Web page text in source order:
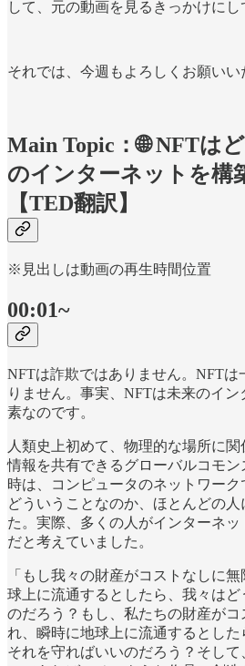
して、元の動画を見るきっかけにし
それでは、今週もよろしくお願いい
Main Topic：🌐 NFTは
のインターネットを構
【TED翻訳】
※見出しは動画の再生時間位置
00:01~
NFTは詐欺ではありません。NFTは
りません。事実、NFTは未来のイ
素なのです。
人類史上初めて、物理的な場所に
情報を共有できるグローバルコモ
時は、コンピュータのネットワー
どういうことなのか、ほとんどの
た。実際、多くの人がインターネ
だと考えていました。
「もし我々の財産がコストなしに
球上に流通するとしたら、我々は
のだろう？もし、私たちの財産がコ
れ、瞬時に地球上に流通するとし
それを守ればいいのだろう？そし